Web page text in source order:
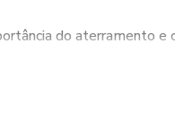
do aterramento e
em reikis.